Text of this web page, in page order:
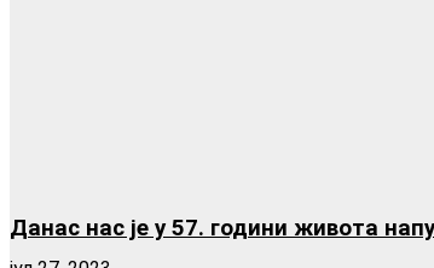
Данас нас је у 57. години живота